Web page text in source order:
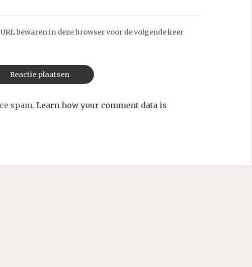
bewaren in deze browser voor de volgende keer
spam. Learn how your comment data is